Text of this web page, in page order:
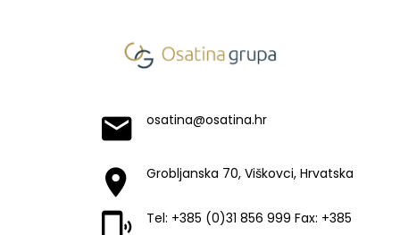
osatina@osatina.hr
Grobljanska 70, Viškovci, Hrvatska
Tel: +385 (0)31 856 999 Fax: +385